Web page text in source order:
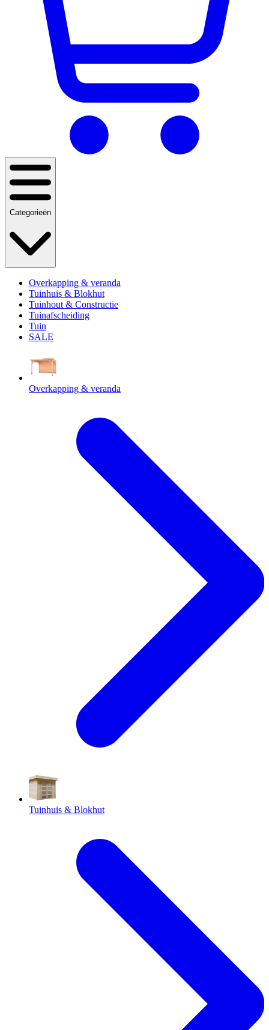
Categorieën
Overkapping & veranda
Tuinhuis & Blokhut
Tuinhout & Constructie
Tuinafscheiding
Tuin
SALE
Overkapping & veranda
Tuinhuis & Blokhut